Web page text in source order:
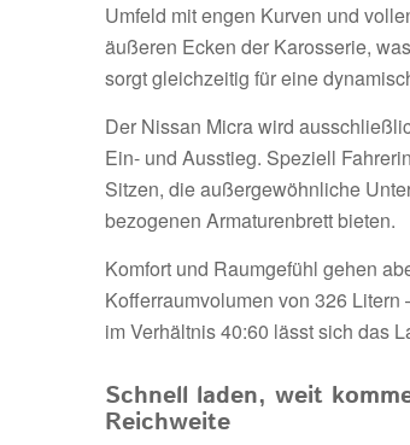
Umfeld mit engen Kurven und
äußeren Ecken der Karosserie,
sorgt gleichzeitig für eine
Der Nissan Micra wird
Ein- und Ausstieg. Speziell
Sitzen, die außergewöhnliche
bezogenen Armaturenbrett bieten.
Komfort und Raumgefühl gehen
Kofferraumvolumen von 326
im Verhältnis 40:60 lässt sich das
Schnell laden, weit
Reichweite